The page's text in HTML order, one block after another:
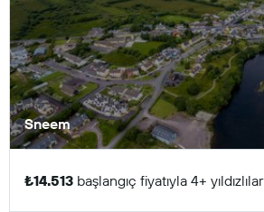
Sneem
₺14.513 başlangıç fiyatıyla 4+ yıldızlılar